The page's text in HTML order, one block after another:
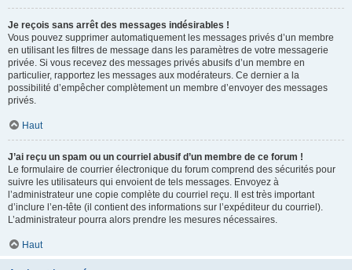
Je reçois sans arrêt des messages indésirables !
Vous pouvez supprimer automatiquement les messages privés d’un membre
en utilisant les filtres de message dans les paramètres de votre messagerie
privée. Si vous recevez des messages privés abusifs d’un membre en
particulier, rapportez les messages aux modérateurs. Ce dernier a la
possibilité d’empêcher complètement un membre d’envoyer des messages
privés.
Haut
J’ai reçu un spam ou un courriel abusif d’un membre de ce forum !
Le formulaire de courrier électronique du forum comprend des sécurités pour
suivre les utilisateurs qui envoient de tels messages. Envoyez à
l’administrateur une copie complète du courriel reçu. Il est très important
d’inclure l’en-tête (il contient des informations sur l’expéditeur du courriel).
L’administrateur pourra alors prendre les mesures nécessaires.
Haut